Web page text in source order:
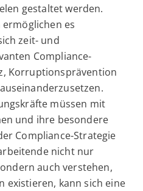
gestaltet werden.
es
zeit- und
Compliance-
Korruptionsprävention
müssen mit
und ihre besondere
Compliance-Strategie
nicht nur
auch verstehen,
existieren, kann sich eine